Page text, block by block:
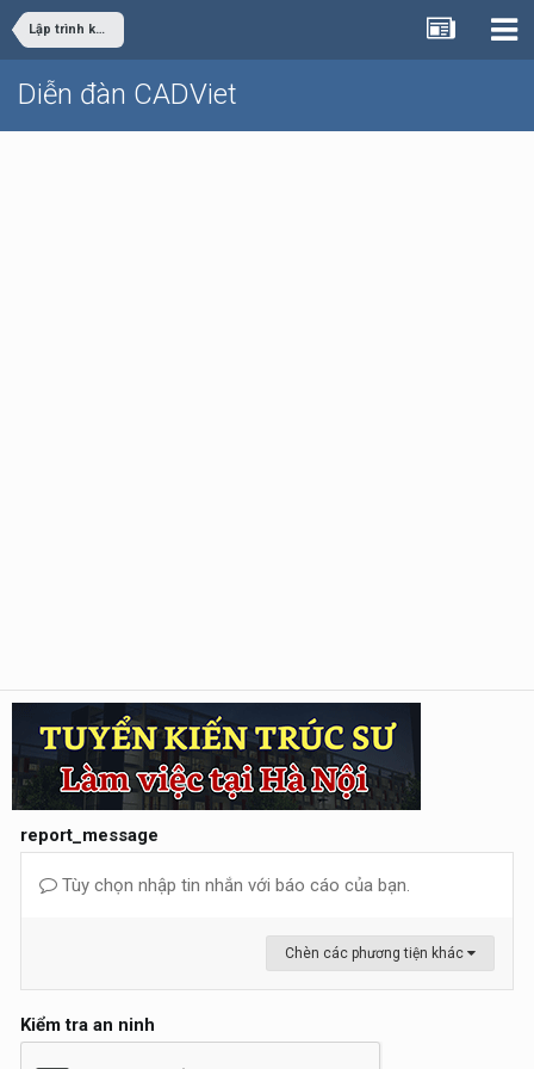
Lập trình khác
Diễn đàn CADViet
report_message
Tùy chọn nhập tin nhắn với báo cáo của bạn.
Chèn các phương tiện khác
Kiểm tra an ninh